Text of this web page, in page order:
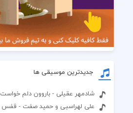
جدیدترین موسیقی ها
شادمهر عقیلی - باروون دلم خواست
علی لهراسبی و حمید صفت - قفس